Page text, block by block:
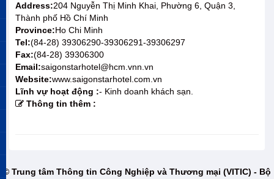
Address:204 Nguyễn Thị Minh Khai, Phường 6, Quận 3,
Thành phố Hồ Chí Minh
Province:Ho Chi Minh
Tel:(84-28) 39306290-39306291-39306297
Fax:(84-28) 39306300
Email:saigonstarhotel@hcm.vnn.vn
Website:www.saigonstarhotel.com.vn
Lĩnh vự hoạt động :- Kinh doanh khách sạn.
Thông tin thêm :
© Trung tâm Thông tin Công Nghiệp và Thương mại (VITIC) - Bộ